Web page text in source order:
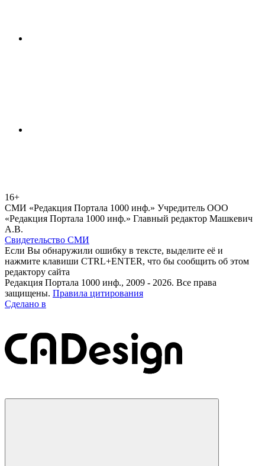
16+
СМИ «Редакция Портала 1000 инф.» Учредитель ООО
«Редакция Портала 1000 инф.» Главный редактор Машкевич
А.В.
Свидетельство СМИ
Если Вы обнаружили ошибку в тексте, выделите её и
нажмите клавиши CTRL+ENTER, что бы сообщить об этом
редактору сайта
Редакция Портала 1000 инф., 2009 - 2026. Все права
защищены. Правила цитирования
Сделано в